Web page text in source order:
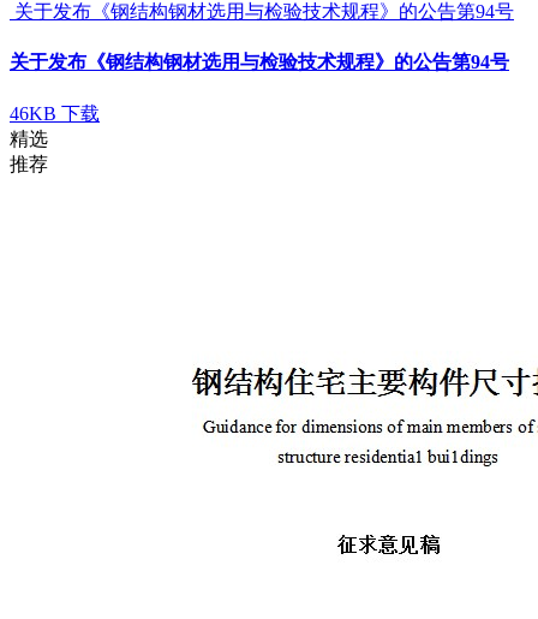
关于发布《钢结构钢材选用与检验技术规程》的公告第94号
关于发布《钢结构钢材选用与检验技术规程》的公告第94号
46KB 下载
精选
推荐